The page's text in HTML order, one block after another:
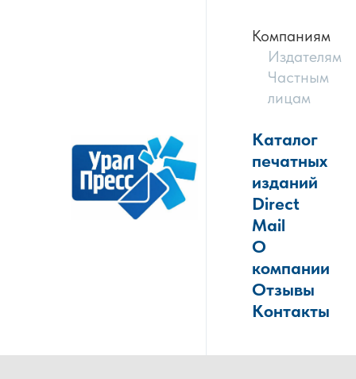
Компаниям
Издателям
Частным
лицам
Каталог
печатных
изданий
Direct
Mail
О
компании
Отзывы
Контакты